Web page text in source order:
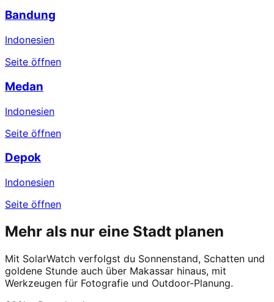
Bandung
Indonesien
Seite öffnen
Medan
Indonesien
Seite öffnen
Depok
Indonesien
Seite öffnen
Mehr als nur eine Stadt planen
Mit SolarWatch verfolgst du Sonnenstand, Schatten und
goldene Stunde auch über Makassar hinaus, mit
Werkzeugen für Fotografie und Outdoor-Planung.